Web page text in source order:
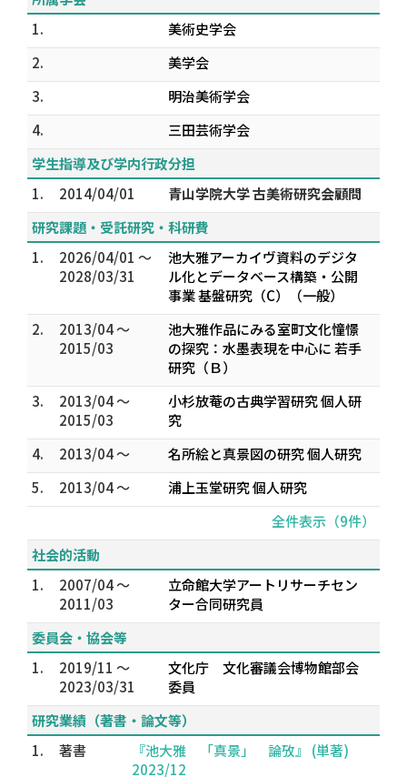
1.
美術史学会
2.
美学会
3.
明治美術学会
4.
三田芸術学会
学生指導及び学内行政分担
1.
2014/04/01
青山学院大学 古美術研究会顧問
研究課題・受託研究・科研費
1.
2026/04/01 ～
2028/03/31
池大雅アーカイヴ資料のデジタ
ル化とデータベース構築・公開
事業 基盤研究（C）（一般）
2.
2013/04 ～
2015/03
池大雅作品にみる室町文化憧憬
の探究：水墨表現を中心に 若手
研究（Ｂ）
3.
2013/04 ～
2015/03
小杉放菴の古典学習研究 個人研
究
4.
2013/04 ～
名所絵と真景図の研究 個人研究
5.
2013/04 ～
浦上玉堂研究 個人研究
全件表示（9件）
社会的活動
1.
2007/04 ～
2011/03
立命館大学アートリサーチセン
ター合同研究員
委員会・協会等
1.
2019/11 ～
2023/03/31
文化庁 文化審議会博物館部会
委員
研究業績（著書・論文等）
1.
著書
『池大雅 「真景」 論攷』 (単著)
2023/12